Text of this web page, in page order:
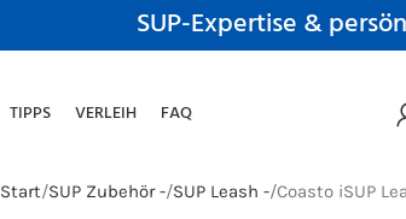
SUP-Expertise &
TIPPS VERLEIH FAQ
Start SUP Zubehör - SUP Leash - Coasto iSUP